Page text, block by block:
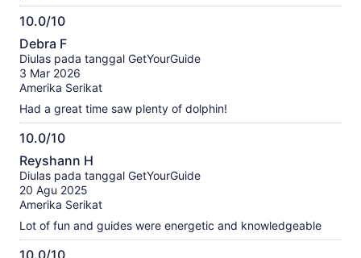
10.0/10
10.0
dari
10
Debra F
Diulas pada tanggal GetYourGuide
3 Mar 2026
Amerika Serikat
Had a great time saw plenty of dolphin!
10.0/10
10.0
dari
10
Reyshann H
Diulas pada tanggal GetYourGuide
20 Agu 2025
Amerika Serikat
Lot of fun and guides were energetic and knowledgeable